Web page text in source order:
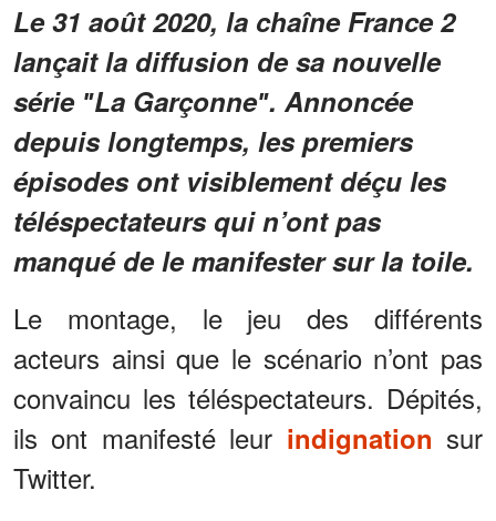
Le 31 août 2020, la chaîne France 2
lançait la diffusion de sa nouvelle
série ʺLa Garçonneʺ. Annoncée
depuis longtemps, les premiers
épisodes ont visiblement déçu les
téléspectateurs qui n’ont pas
manqué de le manifester sur la toile.
Le montage, le jeu des différents
acteurs ainsi que le scénario n’ont pas
convaincu les téléspectateurs. Dépités,
ils ont manifesté leur indignation sur
Twitter.